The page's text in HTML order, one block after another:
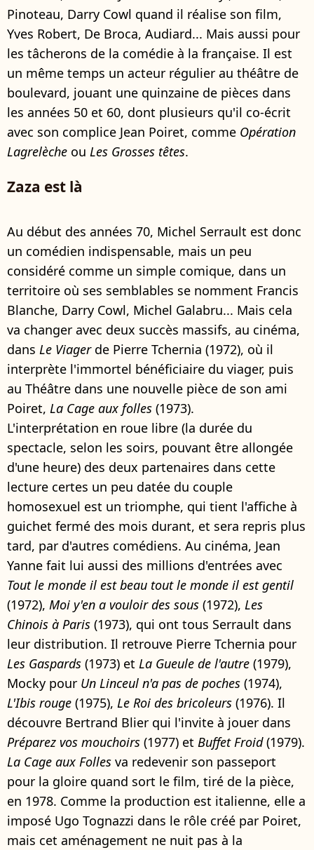
Pinoteau, Darry Cowl quand il réalise son film,
Yves Robert, De Broca, Audiard... Mais aussi pour
les tâcherons de la comédie à la française. Il est
un même temps un acteur régulier au théâtre de
boulevard, jouant une quinzaine de pièces dans
les années 50 et 60, dont plusieurs qu'il co-écrit
avec son complice Jean Poiret, comme Opération
Lagrelèche ou Les Grosses têtes.
Zaza est là
Au début des années 70, Michel Serrault est donc
un comédien indispensable, mais un peu
considéré comme un simple comique, dans un
territoire où ses semblables se nomment Francis
Blanche, Darry Cowl, Michel Galabru... Mais cela
va changer avec deux succès massifs, au cinéma,
dans Le Viagerde Pierre Tchernia (1972), où il
interprète l'immortel bénéficiaire du viager, puis
au Théâtre dans une nouvelle pièce de son ami
Poiret, La Cage aux folles (1973).
L'interprétation en roue libre (la durée du
spectacle, selon les soirs, pouvant être allongée
d'une heure) des deux partenaires dans cette
lecture certes un peu datée du couple
homosexuel est un triomphe, qui tient l'affiche à
guichet fermé des mois durant, et sera repris plus
tard, par d'autres comédiens. Au cinéma, Jean
Yanne fait lui aussi des millions d'entrées avec
Tout le monde il est beau tout le monde il est gentil
(1972), Moi y'en a vouloir des sous (1972), Les
Chinois à Paris (1973), qui ont tous Serrault dans
leur distribution. Il retrouve Pierre Tchernia pour
Les Gaspards (1973) et La Gueule de l'autre (1979),
Mocky pour Un Linceul n'a pas de poches (1974),
L'Ibis rouge (1975), Le Roi des bricoleurs (1976). Il
découvre Bertrand Blier qui l'invite à jouer dans
Préparez vos mouchoirs (1977) et Buffet Froid(1979).
La Cage aux Folles va redevenir son passeport
pour la gloire quand sort le film, tiré de la pièce,
en 1978. Comme la production est italienne, elle a
imposé Ugo Tognazzi dans le rôle créé par Poiret,
mais cet aménagement ne nuit pas à la